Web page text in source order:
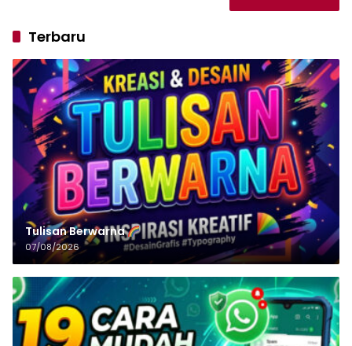
Terbaru
Tulisan‌‌‌‌‌‌‌‌‌‌‌‌‌‌‌‌ Berwarna
07/08/2026